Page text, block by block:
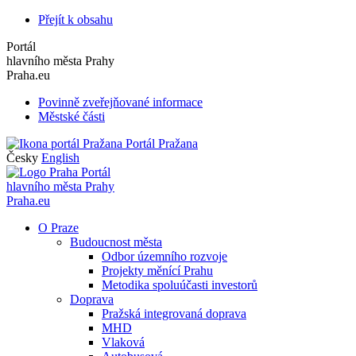
Přejít k obsahu
Portál
hlavního města Prahy
Praha.eu
Povinně zveřejňované informace
Městské části
Portál Pražana
Česky English
Portál
hlavního města Prahy
Praha.eu
O Praze
Budoucnost města
Odbor územního rozvoje
Projekty měnící Prahu
Metodika spoluúčasti investorů
Doprava
Pražská integrovaná doprava
MHD
Vlaková